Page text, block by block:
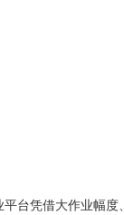
台凭借大作业幅度、